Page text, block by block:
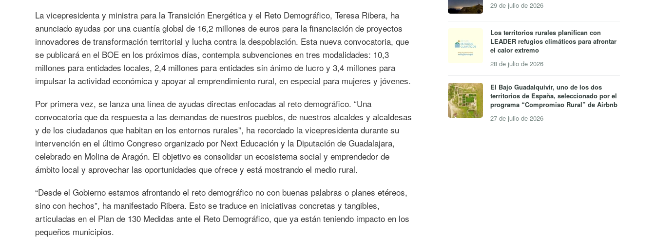
La vicepresidenta y ministra para la Transición Energética y el Reto Demográfico, Teresa Ribera, ha
anunciado ayudas por una cuantía global de 16,2 millones de euros para la financiación de proyectos
innovadores de transformación territorial y lucha contra la despoblación. Esta nueva convocatoria, que
se publicará en el BOE en los próximos días, contempla subvenciones en tres modalidades: 10,3
millones para entidades locales, 2,4 millones para entidades sin ánimo de lucro y 3,4 millones para
impulsar la actividad económica y apoyar al emprendimiento rural, en especial para mujeres y jóvenes.
Por primera vez, se lanza una línea de ayudas directas enfocadas al reto demográfico. “Una
convocatoria que da respuesta a las demandas de nuestros pueblos, de nuestros alcaldes y alcaldesas
y de los ciudadanos que habitan en los entornos rurales”, ha recordado la vicepresidenta durante su
intervención en el último Congreso organizado por Next Educación y la Diputación de Guadalajara,
celebrado en Molina de Aragón. El objetivo es consolidar un ecosistema social y emprendedor de
ámbito local y aprovechar las oportunidades que ofrece y está mostrando el medio rural.
“Desde el Gobierno estamos afrontando el reto demográfico no con buenas palabras o planes etéreos,
sino con hechos”, ha manifestado Ribera. Esto se traduce en iniciativas concretas y tangibles,
articuladas en el Plan de 130 Medidas ante el Reto Demográfico, que ya están teniendo impacto en los
pequeños municipios.
29 de julio de 2026
Los territorios rurales planifican con
LEADER refugios climáticos para afrontar
el calor extremo
28 de julio de 2026
El Bajo Guadalquivir, uno de los dos
territorios de España, seleccionado por el
programa “Compromiso Rural” de Airbnb
27 de julio de 2026